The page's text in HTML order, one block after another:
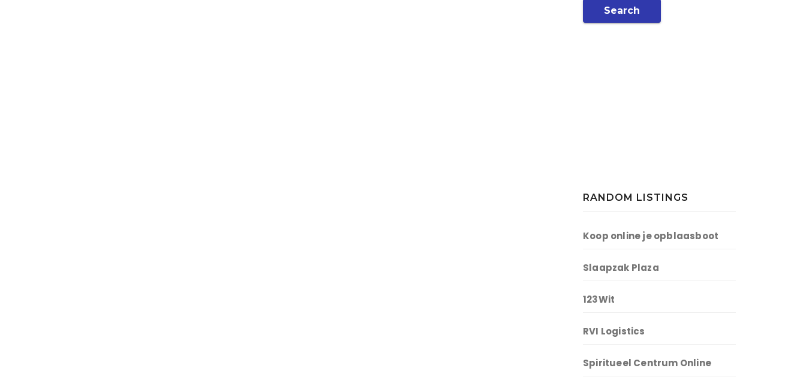
Search
RANDOM LISTINGS
Koop online je opblaasboot
Slaapzak Plaza
123Wit
RVI Logistics
Spiritueel Centrum Online